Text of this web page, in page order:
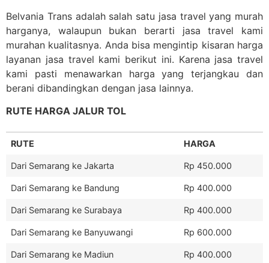
Belvania Trans adalah salah satu jasa travel yang murah
harganya, walaupun bukan berarti jasa travel kami
murahan kualitasnya. Anda bisa mengintip kisaran harga
layanan jasa travel kami berikut ini. Karena jasa travel
kami pasti menawarkan harga yang terjangkau dan
berani dibandingkan dengan jasa lainnya.
RUTE HARGA JALUR TOL
RUTE HARGA
Dari Semarang ke Jakarta Rp 450.000
Dari Semarang ke Bandung Rp 400.000
Dari Semarang ke Surabaya Rp 400.000
Dari Semarang ke Banyuwangi Rp 600.000
Dari Semarang ke Madiun Rp 400.000